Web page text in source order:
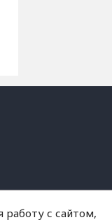
работу с сайтом,